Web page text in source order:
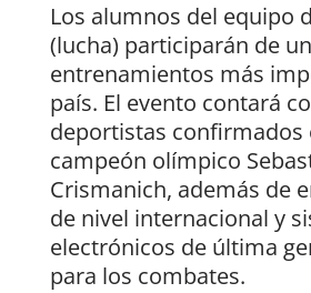
Los alumnos del equipo
(lucha) participarán de
entrenamientos más
país. El evento contará
deportistas confirmados
campeón olímpico
Crismanich, además de
de nivel internacional y
electrónicos de última
para los combates.